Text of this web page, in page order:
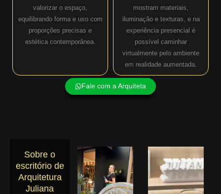
valorizar o espaço,
equilibrando forma e uso com
proporções precisas e
estética contemporânea.
mostram materiais,
iluminação e texturas, e na
experiência presencial é
possível caminhar
virtualmente pelo ambiente
em realidade aumentada.
Fale com a Arquiteta
Sobre o
escritório de
Arquitetura
Juliana